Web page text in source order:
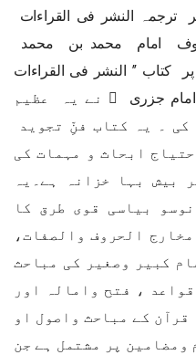
ترجمہ النشر فی القراءات
امام محمد بن محمد
کتاب ’’ النشر فی القراءات
جزری ﷫ نے یہ عظیم
۔ یہ کتاب فنِّ تجوید
ابحاث و مہمات کی
بیش بہا خزانہ ہے۔یہ
بیاسی قوی طرق کا
الحروف والصفات،
کبیر وصغیر کی مباحث
، فتح وامالہ اور
کے مباحث واصول او
ومضامین پر مشتمل ہے جن